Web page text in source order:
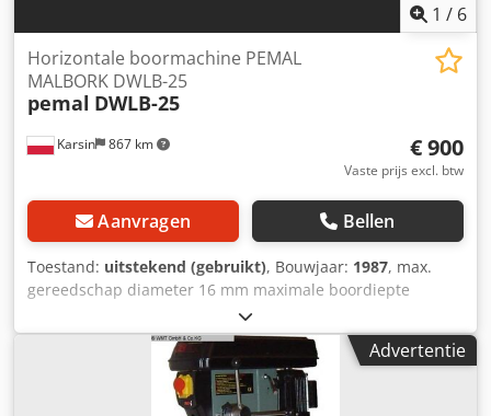
1 / 6
Karsin 867 km
Horizontale boormachine PEMAL
MALBORK DWLB-25
pemal DWLB-25
€ 900
Vaste prijs excl. btw
Aanvragen Bellen
Toestand: uitstekend (gebruikt), Bouwjaar: 1987, max.
gereedschap diameter 16 mm maximale boordiepte
160mm max freeslengte: 160mm voor/achter verstelling
met booreenheid afmetingen werktafel: 620x280mm hoek
tafelrotatie: +20˚ tafel omhoog/omlaag en zijwaarts
verstelbaar materiaal druk motorvermogen: 1,5kW
afmetingen L/W/H: 1100x650x1200mm Dwjdoqwdxxspfx
Advertentie